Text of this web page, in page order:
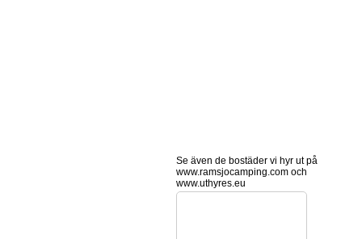
Se även de bostäder vi hyr ut på
www.ramsjocamping.com och
www.uthyres.eu